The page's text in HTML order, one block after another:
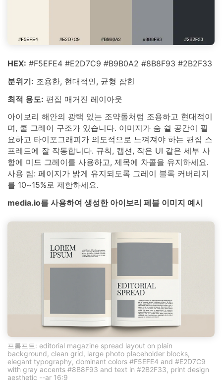
HEX: #F5EFE4 #E2D7C9 #B9B0A2 #8B8F93 #2B2F33
분위기: 조용한, 현대적인, 균형 잡힌
최적 용도: 편집 매거진 레이아웃
아이보리 해안의 광택 있는 조약돌처럼 조용하고 현대적이
며, 쿨 그레이 구조가 있습니다. 이미지가 숨 쉴 공간이 필
요하고 타이포그래피가 의도적으로 느껴져야 하는 편집 스
프레드에 잘 작동합니다. 규칙, 캡션, 작은 UI 같은 세부 사
항에 미드 그레이를 사용하고, 제목에 차콜을 유지하세요.
사용 팁: 페이지가 밝게 유지되도록 그레이 블록 커버리지
를 10~15%로 제한하세요.
media.io를 사용하여 생성한 아이보리 페블 이미지 예시
프롬프트: editorial magazine spread layout on plain
background, clean grid, large photo placeholder blocks,
elegant typography, dominant colors #F5EFE4 and #E2D7C9
with gray accents #8B8F93 and text in #2B2F33, print design
aesthetic --ar 16:9